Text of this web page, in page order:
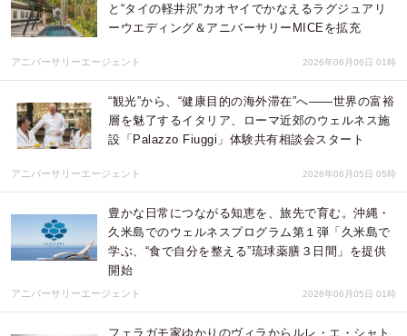
と“タイの軽井沢”カオヤイでかなえるラグジュアリ
ーウエディング＆アニバーサリーMICEを拡充
アニバーサリーエージェント 2026年06月06日 01時
“観光”から、“健康目的の海外滞在”へ――世界の富裕
層を魅了するイタリア、ローマ近郊のウェルネス施
設「Palazzo Fiuggi」体験共有相談会スタート
アニバーサリーエージェント 2026年06月05日 05時
豊かな日常につながる知恵を、旅先で育む。沖縄・
久米島でのウェルネスプログラム第１弾「久米島で
学ぶ、“食で自分を整える”琉球薬膳３日間」を提供
開始
アニバーサリーエージェント 2026年06月05日 01時
フェラガモ家ゆかりのヴィラからルレ・エ・シャト